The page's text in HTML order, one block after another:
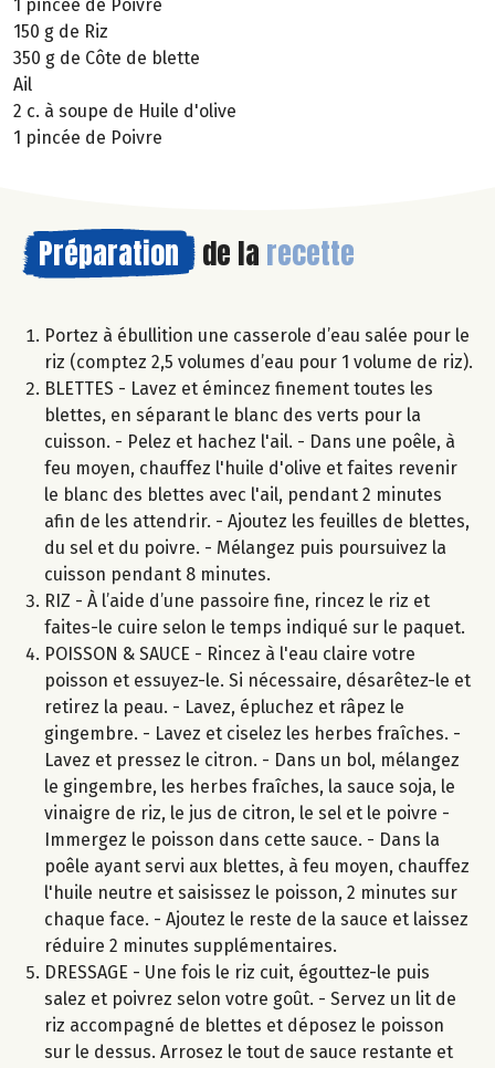
1 pincée de Poivre
150 g de Riz
350 g de Côte de blette
Ail
2 c. à soupe de Huile d'olive
1 pincée de Poivre
Préparation de la recette
Portez à ébullition une casserole d’eau salée pour le
riz (comptez 2,5 volumes d’eau pour 1 volume de riz).
BLETTES - Lavez et émincez finement toutes les
blettes, en séparant le blanc des verts pour la
cuisson. - Pelez et hachez l'ail. - Dans une poêle, à
feu moyen, chauffez l'huile d'olive et faites revenir
le blanc des blettes avec l'ail, pendant 2 minutes
afin de les attendrir. - Ajoutez les feuilles de blettes,
du sel et du poivre. - Mélangez puis poursuivez la
cuisson pendant 8 minutes.
RIZ - À l’aide d’une passoire fine, rincez le riz et
faites-le cuire selon le temps indiqué sur le paquet.
POISSON & SAUCE - Rincez à l'eau claire votre
poisson et essuyez-le. Si nécessaire, désarêtez-le et
retirez la peau. - Lavez, épluchez et râpez le
gingembre. - Lavez et ciselez les herbes fraîches. -
Lavez et pressez le citron. - Dans un bol, mélangez
le gingembre, les herbes fraîches, la sauce soja, le
vinaigre de riz, le jus de citron, le sel et le poivre -
Immergez le poisson dans cette sauce. - Dans la
poêle ayant servi aux blettes, à feu moyen, chauffez
l'huile neutre et saisissez le poisson, 2 minutes sur
chaque face. - Ajoutez le reste de la sauce et laissez
réduire 2 minutes supplémentaires.
DRESSAGE - Une fois le riz cuit, égouttez-le puis
salez et poivrez selon votre goût. - Servez un lit de
riz accompagné de blettes et déposez le poisson
sur le dessus. Arrosez le tout de sauce restante et